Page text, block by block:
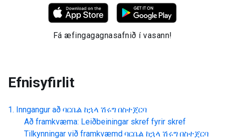
Fá æfingagagnasafnið í vasann!
Efnisyfirlit
Inngangur að ባርቤል ከኋላ ሽሩግ በስተጀርባ
Að framkvæma: Leiðbeiningar skref fyrir skref
Tilkynningar við framkvæmd ባርቤል ከኋላ ሽሩግ በስተጀርባ